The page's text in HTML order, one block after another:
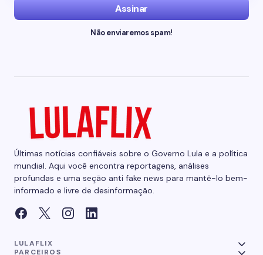
Assinar
Não enviaremos spam!
Últimas notícias confiáveis sobre o Governo Lula e a política
mundial. Aqui você encontra reportagens, análises
profundas e uma seção anti fake news para mantê-lo bem-
informado e livre de desinformação.
LULAFLIX
PARCEIROS